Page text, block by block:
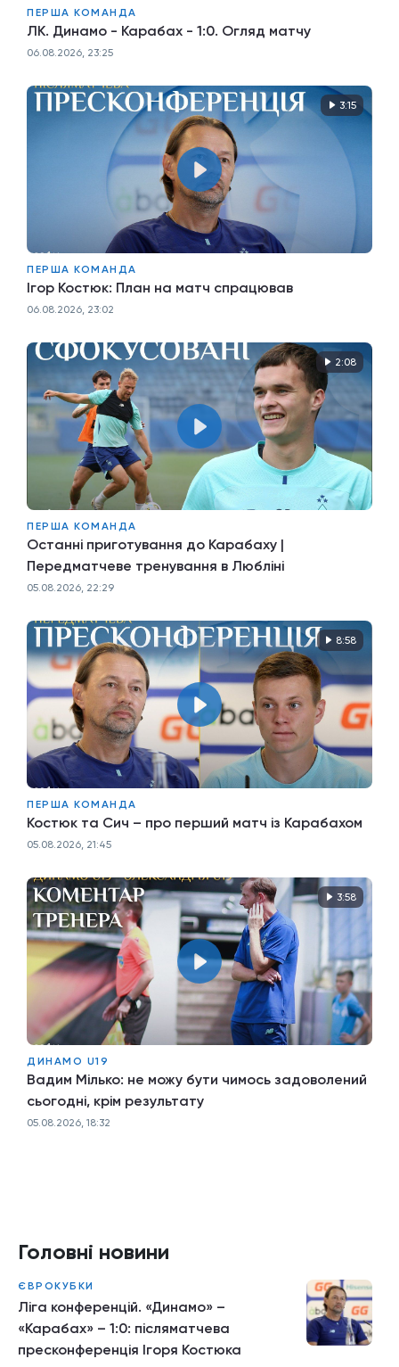
ПЕРША КОМАНДА
ЛК. Динамо - Карабах - 1:0. Огляд матчу
06.08.2026, 23:25
3:15
ПЕРША КОМАНДА
Ігор Костюк: План на матч спрацював
06.08.2026, 23:02
2:08
ПЕРША КОМАНДА
Останні приготування до Карабаху |
Передматчеве тренування в Любліні
05.08.2026, 22:29
8:58
ПЕРША КОМАНДА
Костюк та Сич – про перший матч із Карабахом
05.08.2026, 21:45
3:58
ДИНАМО U19
Вадим Мілько: не можу бути чимось задоволений
сьогодні, крім результату
05.08.2026, 18:32
Головні новини
ЄВРОКУБКИ
Ліга конференцій. «Динамо» –
«Карабах» – 1:0: післяматчева
пресконференція Ігоря Костюка